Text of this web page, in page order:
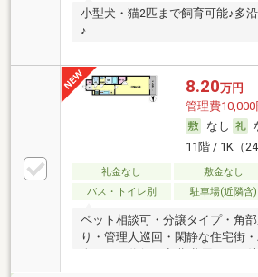
小型犬・猫2匹まで飼育可能♪多
♪
8.20万円
管理費10,000
なし
11階 / 1K（
礼金なし 敷金なし
バス・トイレ別
駐車場(近隣含)
ペット相談可・分譲タイプ・角
り・管理人巡回・閑静な住宅街・